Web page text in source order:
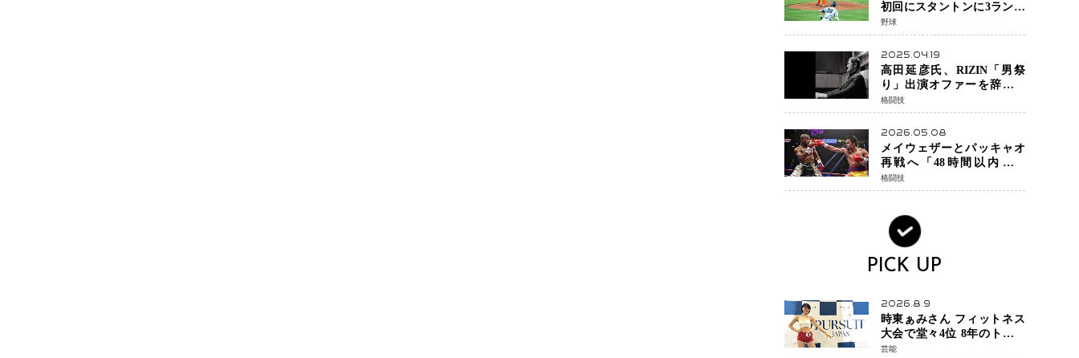
初回にスタントンに3ラン被
弾 3回6安打4失点で降板
野球
2025.04.19
高田延彦氏、RIZIN「男祭
り」出演オファーを辞退
統括本部長時代の役目「す
でに終えています」と明言
格闘技
2026.05.08
メイウェザーとパッキャオ
再戦へ「48時間以内に決
着」公式戦かエキシビショ
ンか混迷続く
格闘技
PICK UP
2026.8.9
時東ぁみさん フィットネス
大会で堂々4位 8年のトレー
ニングが生んだ健康美「4位
芸能